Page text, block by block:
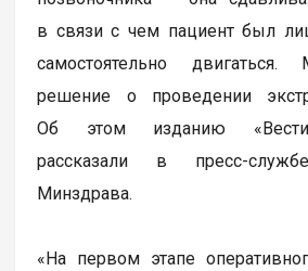
в связи с чем пациент был
самостоятельно
решение о проведении
Об этом изданию «Вести
рассказали в пресс-
Минздрава.
«На первом этапе